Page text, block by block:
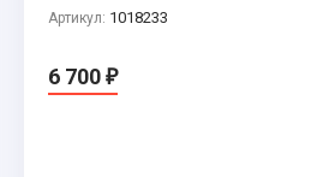
Артикул: 1018233
6 700 ₽